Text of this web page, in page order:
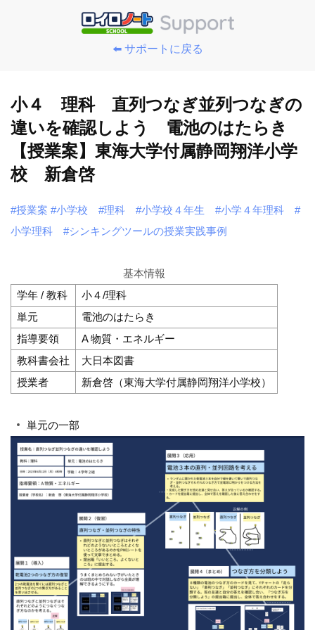
⬅️ サポートに戻る
小４ 理科 直列つなぎ並列つなぎの
違いを確認しよう 電池のはたらき
【授業案】東海大学付属静岡翔洋小学
校 新倉啓
#授業案 #小学校 #理科 #小学校４年生 #小学４年理科
#
小学理科
#シンキングツールの授業実践事例
基本情報
学年 / 教科
小４/理科
単元
電池のはたらき
指導要領
A 物質・エネルギー
教科書会社
大日本図書
授業者
新倉啓（東海大学付属静岡翔洋小学校）
単元の一部